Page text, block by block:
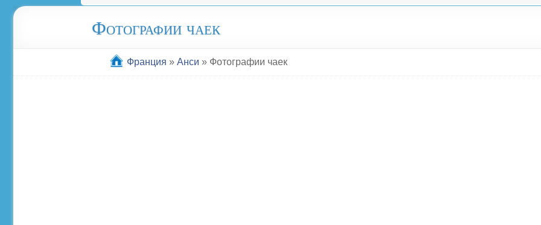
Фотографии чаек
Франция » Анси » Фотографии чаек